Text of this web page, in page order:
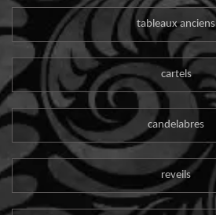
tableaux anciens
cartels
candelabres
reveils